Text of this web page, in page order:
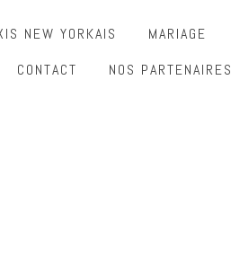
NEW YORKAIS MARIAGE
CONTACT NOS PARTENAIRES